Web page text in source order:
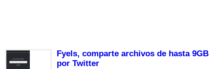
Fyels, comparte archivos de hasta 9GB
por Twitter